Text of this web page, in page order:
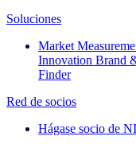
Soluciones
Market
Innovation Brand
Finder
Red de socios
Hágase socio de